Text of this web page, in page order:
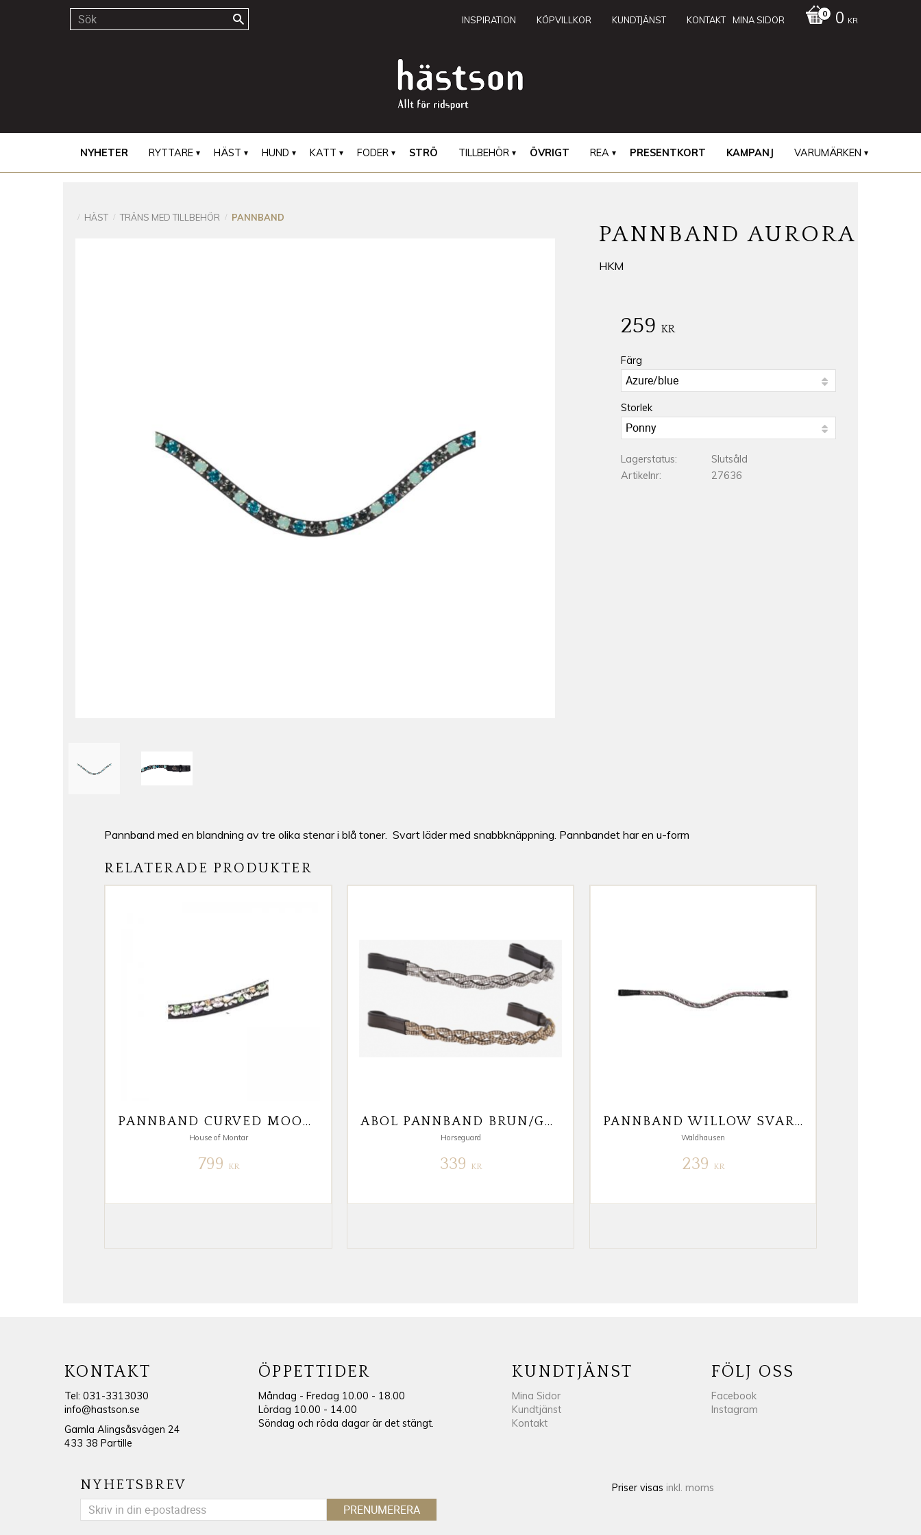
MINA SIDOR
KONTAKT
KUNDTJÄNST
KÖPVILLKOR
INSPIRATION 0 KR
NYHETER RYTTARE HÄST HUND KATT FODER STRÖ TILLBEHÖR ÖVRIGT REA PRESENTKORT KAMPANJ VARUMÄRKEN
HÄST TRÄNS MED TILLBEHÖR PANNBAND
PANNBAND AURORA
HKM
259 KR
Färg
Storlek
Lagerstatus
Slutsåld
Artikelnr
27636
Pannband med en blandning av tre olika stenar i blå toner. Svart läder med snabbknäppning. Pannbandet har en u-form
RELATERADE PRODUKTER
PANNBAND CURVED MOONROCK FULL
House of Montar
799 KR
ABOL PANNBAND BRUN/GULD FULL
Horseguard
339 KR
PANNBAND WILLOW SVART LÄDER RÖD STEN FULL
Waldhausen
239 KR
KONTAKT
Tel: 031-3313030
info@hastson.se
Gamla Alingsåsvägen 24
433 38 Partille
ÖPPETTIDER
Måndag - Fredag 10.00 - 18.00
Lördag 10.00 - 14.00
Söndag och röda dagar är det stängt.
KUNDTJÄNST
Mina Sidor
Kundtjänst
Kontakt
FÖLJ OSS
Facebook
Instagram
NYHETSBREV
PRENUMERERA
Priser visas inkl. moms